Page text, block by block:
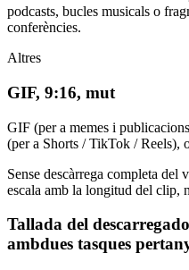
podcasts, bucles musicals o
conferències.
Altres
GIF, 9:16, mut
GIF (per a memes i
(per a Shorts / TikTok / Reels),
Sense descàrrega completa del
escala amb la longitud del clip,
Tallada del
ambdues tasques